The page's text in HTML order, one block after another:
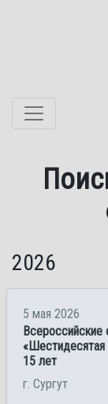
Перейти к
2026
5 мая 2026
Всероссийские
15 лет
г. Сургут